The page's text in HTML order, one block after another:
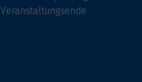
Veranstaltungsende